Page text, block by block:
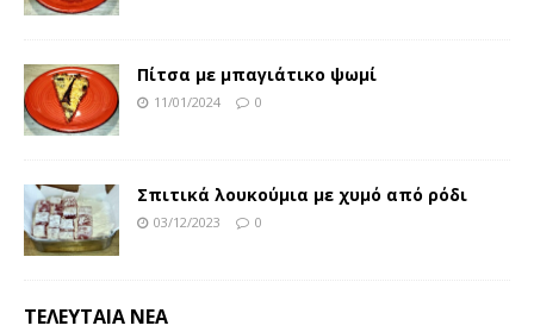
Πίτσα με μπαγιάτικο ψωμί
11/01/2024 0
Σπιτικά λουκούμια με χυμό από ρόδι
03/12/2023 0
ΤΕΛΕΥΤΑΙΑ ΝΕΑ